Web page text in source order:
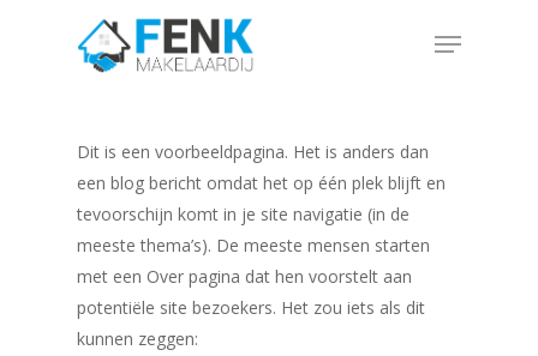
Menu
Dit is een voorbeeldpagina. Het is anders dan
een blog bericht omdat het op één plek blijft en
tevoorschijn komt in je site navigatie (in de
meeste thema’s). De meeste mensen starten
met een Over pagina dat hen voorstelt aan
potentiële site bezoekers. Het zou iets als dit
kunnen zeggen: